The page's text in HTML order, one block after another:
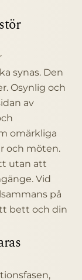
synas. Den
Osynlig och
av
omärkliga
och möten.
utan att
Vid
på
bett och din